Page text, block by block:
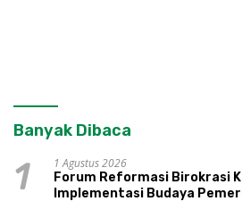
Banyak Dibaca
1
1 Agustus 2026
Forum Reformasi Birokrasi
Implementasi Budaya